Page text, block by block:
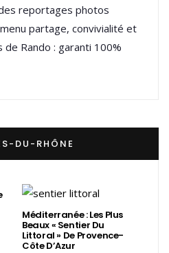
reportages photos
partage, convivialité et
de Rando : garanti 100%
DU-RHÔNE
Méditerranée : Les Plus
Beaux « Sentier Du
Littoral » De Provence-
Côte D’Azur